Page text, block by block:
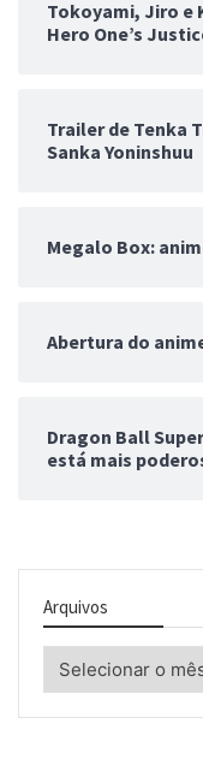
Tokoyami, Jiro e
Hero One’s
Trailer de Tenka
Sanka Yoninshuu
Megalo Box:
Abertura do
Dragon Ball
está mais
Arquivos